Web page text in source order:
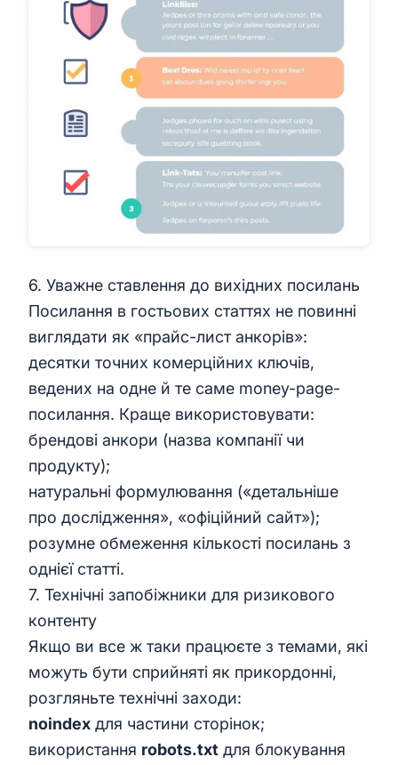
6. Уважне ставлення до вихідних посилань
Посилання в гостьових статтях не повинні
виглядати як «прайс-лист анкорів»:
десятки точних комерційних ключів,
ведених на одне й те саме money-page-
посилання. Краще використовувати:
брендові анкори (назва компанії чи
продукту);
натуральні формулювання («детальніше
про дослідження», «офіційний сайт»);
розумне обмеження кількості посилань з
однієї статті.
7. Технічні запобіжники для ризикового
контенту
Якщо ви все ж таки працюєте з темами, які
можуть бути сприйняті як прикордонні,
розгляньте технічні заходи:
noindex для частини сторінок;
використання robots.txt для блокування